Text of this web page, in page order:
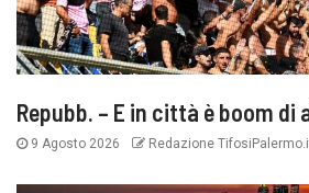
Repubb. – E in città è boom di
9 Agosto 2026 Redazione